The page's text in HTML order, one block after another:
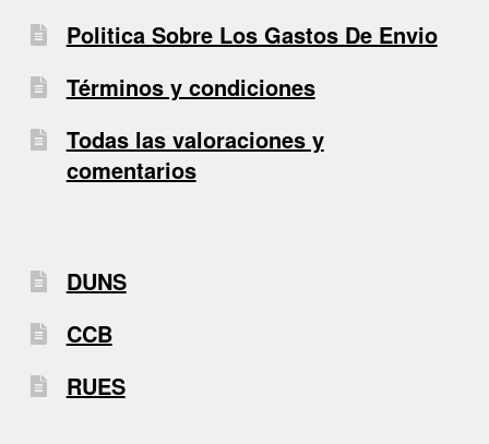
Politica Sobre Los Gastos De Envio
Términos y condiciones
Todas las valoraciones y
comentarios
DUNS
CCB
RUES